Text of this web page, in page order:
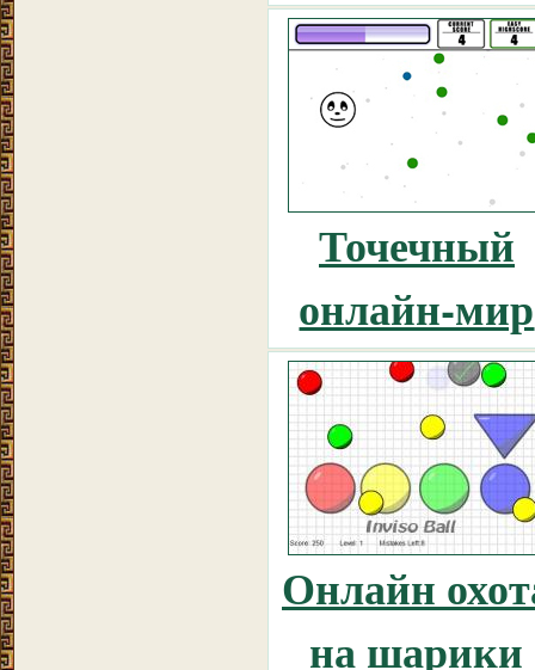
Точечный
онлайн-мир
Онлайн
на шарики